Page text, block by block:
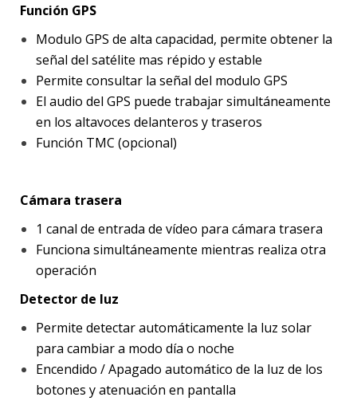
Función GPS
Modulo GPS de alta capacidad, permite obtener la
señal del satélite mas répido y estable
Permite consultar la señal del modulo GPS
El audio del GPS puede trabajar simultáneamente
en los altavoces delanteros y traseros
Función TMC (opcional)
Cámara trasera
1 canal de entrada de vídeo para cámara trasera
Funciona simultáneamente mientras realiza otra
operación
Detector de luz
Permite detectar automáticamente la luz solar
para cambiar a modo día o noche
Encendido / Apagado automático de la luz de los
botones y atenuación en pantalla